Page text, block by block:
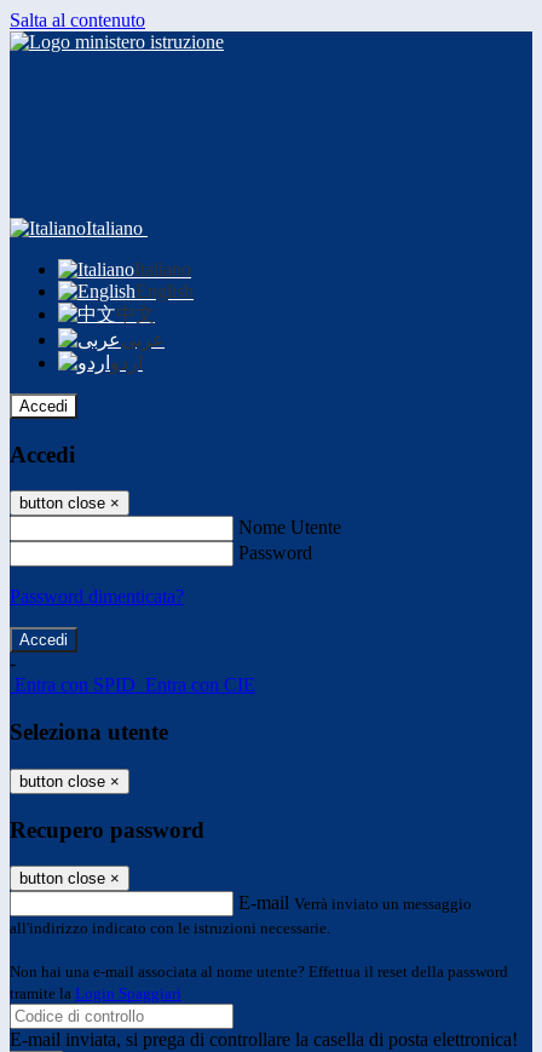
Salta al contenuto
Italiano
Italiano
English
中文
عربى
اردو
Accedi
Accedi
button close ×
Nome Utente
Password
Password dimenticata?
-
Entra con SPID Entra con CIE
Seleziona utente
button close ×
Recupero password
button close ×
E-mail Verrà inviato un messaggio
all'indirizzo indicato con le istruzioni necessarie.
Non hai una e-mail associata al nome utente? Effettua il reset della password
tramite la Login Spaggiari
E-mail inviata, si prega di controllare la casella di posta elettronica!